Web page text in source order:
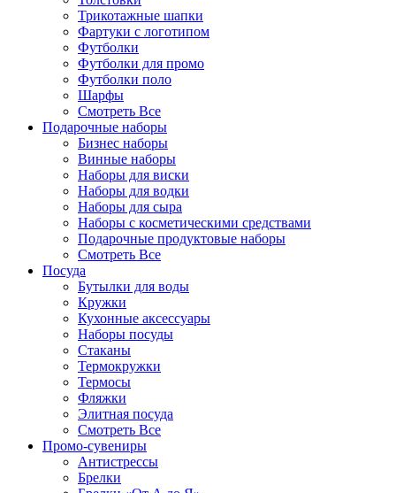
Трикотажные шапки
Фартуки с логотипом
Футболки
Футболки для промо
Футболки поло
Шарфы
Смотреть Все
Подарочные наборы
Бизнес наборы
Винные наборы
Наборы для виски
Наборы для водки
Наборы для сыра
Наборы с косметическими средствами
Подарочные продуктовые наборы
Смотреть Все
Посуда
Бутылки для воды
Кружки
Кухонные аксессуары
Наборы посуды
Стаканы
Термокружки
Термосы
Фляжки
Элитная посуда
Смотреть Все
Промо-сувениры
Антистрессы
Брелки